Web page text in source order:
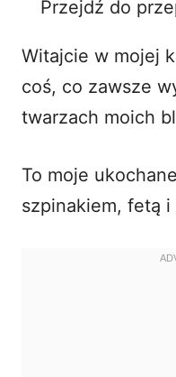
Przejdź do
Witajcie w mojej
coś, co zawsze
twarzach moich
To moje ukochane
szpinakiem, fetą i